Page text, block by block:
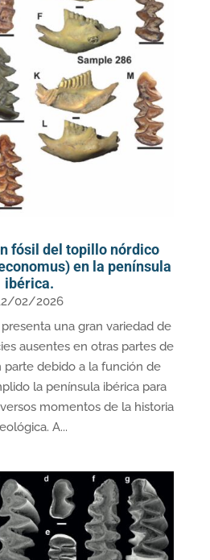
fósil del topillo nórdico
en la península
ibérica.
02/2026
una gran variedad de
ausentes en otras partes de
parte debido a la función de
la península ibérica para
momentos de la historia
A...